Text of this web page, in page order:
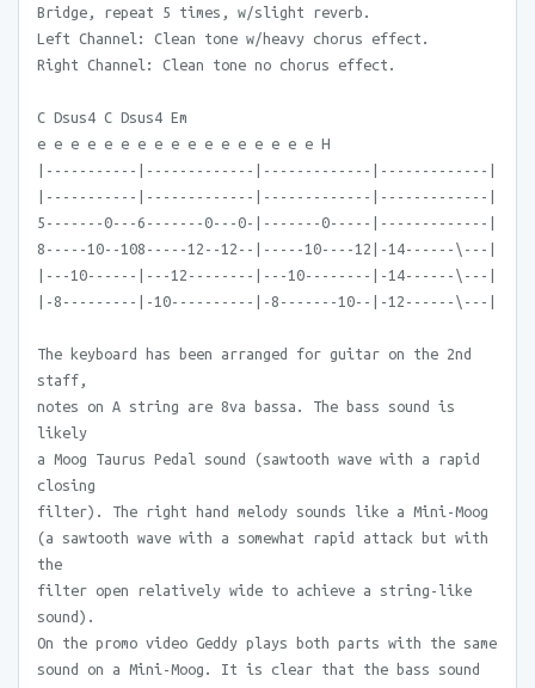
Bridge, repeat 5 times, w/slight reverb.
Left Channel: Clean tone w/heavy chorus effect.
Right Channel: Clean tone no chorus effect.
C Dsus4 C Dsus4 Em
e e e e e e e e e e e e e e e e e H
|-----------|-------------|-------------|-------------|
|-----------|-------------|-------------|-------------|
5-------0---6-------0---0-|-------0-----|-------------|
8-----10--108-----12--12--|-----10----12|-14------\---|
|---10------|---12--------|---10--------|-14------\---|
|-8---------|-10----------|-8-------10--|-12------\---|
The keyboard has been arranged for guitar on the 2nd
staff,
notes on A string are 8va bassa. The bass sound is
likely
a Moog Taurus Pedal sound (sawtooth wave with a rapid
closing
filter). The right hand melody sounds like a Mini-Moog
(a sawtooth wave with a somewhat rapid attack but with
the
filter open relatively wide to achieve a string-like
sound).
On the promo video Geddy plays both parts with the same
sound on a Mini-Moog. It is clear that the bass sound